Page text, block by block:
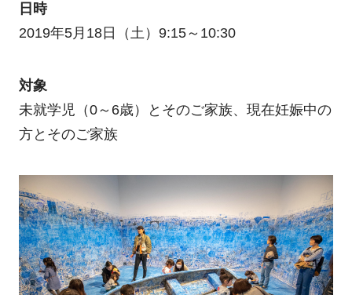
日時
2019年5月18日（土）9:15～10:30
対象
未就学児（0～6歳）とそのご家族、現在妊娠中の
方とそのご家族